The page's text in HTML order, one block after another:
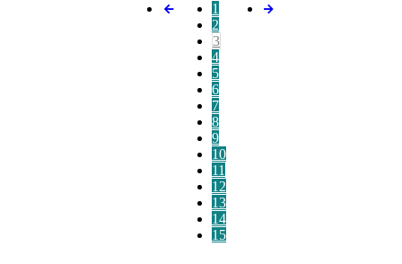
1
2
3
4
5
6
7
8
9
10
11
12
13
14
15